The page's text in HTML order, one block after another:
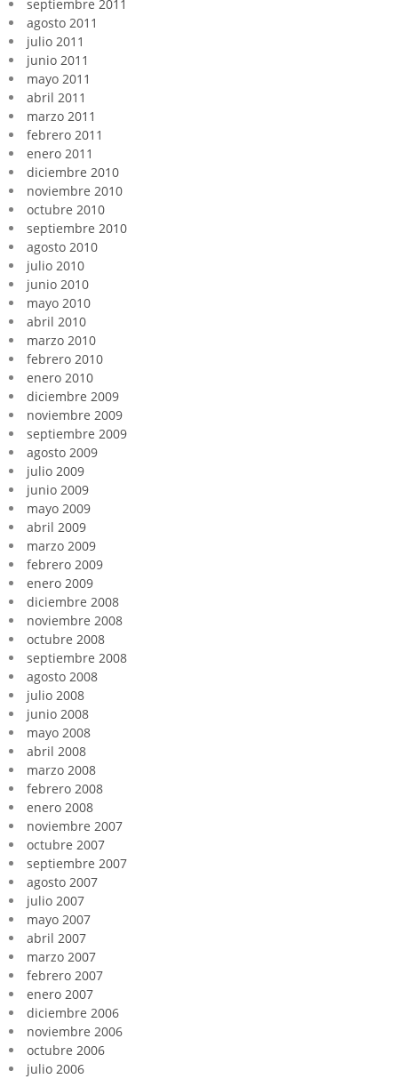
septiembre 2011
agosto 2011
julio 2011
junio 2011
mayo 2011
abril 2011
marzo 2011
febrero 2011
enero 2011
diciembre 2010
noviembre 2010
octubre 2010
septiembre 2010
agosto 2010
julio 2010
junio 2010
mayo 2010
abril 2010
marzo 2010
febrero 2010
enero 2010
diciembre 2009
noviembre 2009
septiembre 2009
agosto 2009
julio 2009
junio 2009
mayo 2009
abril 2009
marzo 2009
febrero 2009
enero 2009
diciembre 2008
noviembre 2008
octubre 2008
septiembre 2008
agosto 2008
julio 2008
junio 2008
mayo 2008
abril 2008
marzo 2008
febrero 2008
enero 2008
noviembre 2007
octubre 2007
septiembre 2007
agosto 2007
julio 2007
mayo 2007
abril 2007
marzo 2007
febrero 2007
enero 2007
diciembre 2006
noviembre 2006
octubre 2006
julio 2006